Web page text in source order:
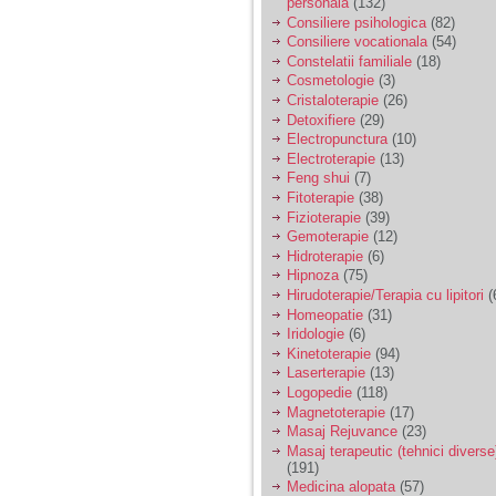
Am 14 ani si o mare
problema. Acum 8 luni
am inceput o relatie
cu un baiat in varsta
de 20 de ani, m-a
cucerit cu vorbe dulci,
cadouri, promisiuni de
casatorie, asa ca m-
am culcat cu el si in
scurt timp am ramas
insarcinata. El cand a
aflat a plecat in afara,
la munca, si a rupt
orice legatura cu
mine. Mama m-a batut
si m-a jignit in ultimul
hal, ba chiar m-a fortat
sa stau sa imi
introduca coada de
mop in vagin.
Am 20 ani si am avut
o viata foarte grea. O
familie care nu m-a
crescut cum trebuie,
Consiliere psihologica (82)
Consiliere vocationala(54)
Constelatii familiale (18)
Cosmetologie (3)
Cristaloterapie (26)
Detoxifiere (29)
Electropunctura(10)
Electroterapie (13)
Feng shui (7)
Fitoterapie (38)
Fizioterapie (39)
Gemoterapie (12)
Hidroterapie (6)
Hipnoza(75)
Hirudoterapie/Terapia cu lipitori
Homeopatie (31)
Iridologie (6)
Kinetoterapie (94)
Laserterapie (13)
Logopedie (118)
Magnetoterapie (17)
Masaj Rejuvance (23)
Masaj terapeutic (tehnici
(191)
Medicina alopata(57)